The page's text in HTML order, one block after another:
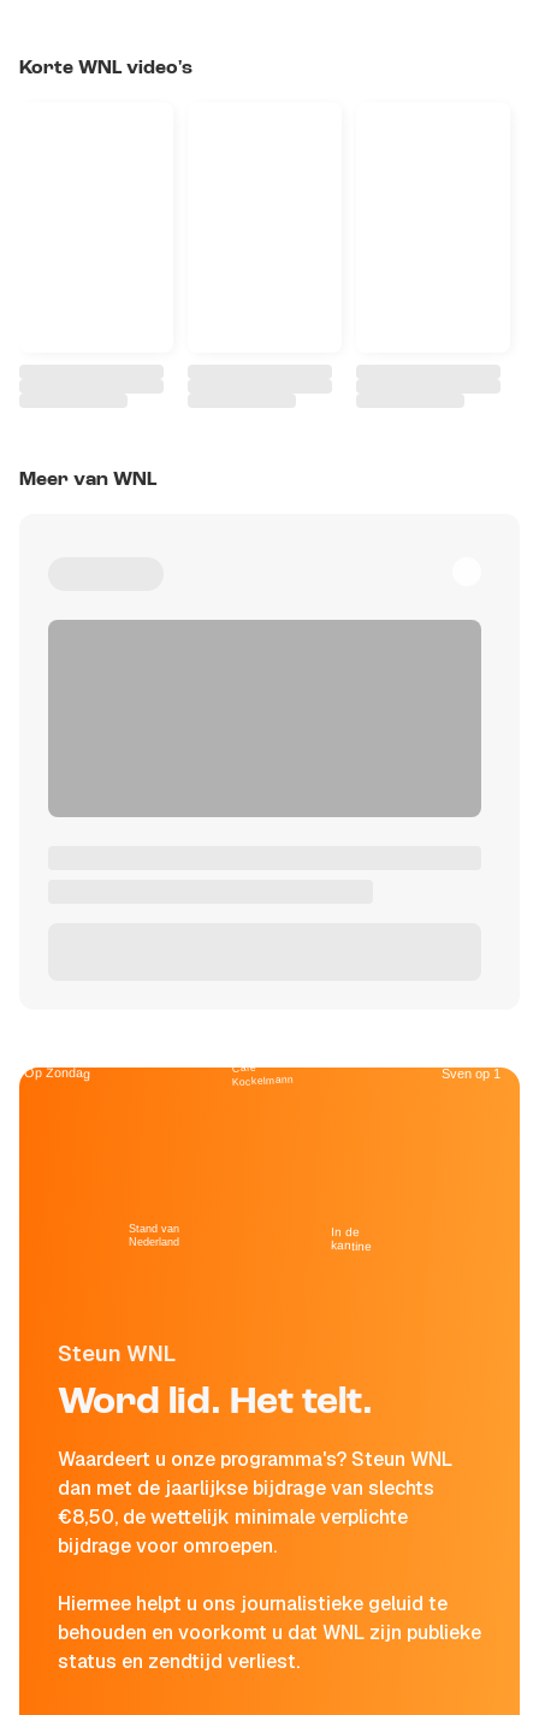
Korte WNL video's
Meer van WNL
Steun WNL
Word lid. Het telt.
Waardeert u onze programma's? Steun WNL
dan met de jaarlijkse bijdrage van slechts
€8,50, de wettelijk minimale verplichte
bijdrage voor omroepen.
Hiermee helpt u ons journalistieke geluid te
behouden en voorkomt u dat WNL zijn publieke
status en zendtijd verliest.
Op Zondag
Stand van
Nederland
Café
Kockelmann
In de
kantine
Sven op 1